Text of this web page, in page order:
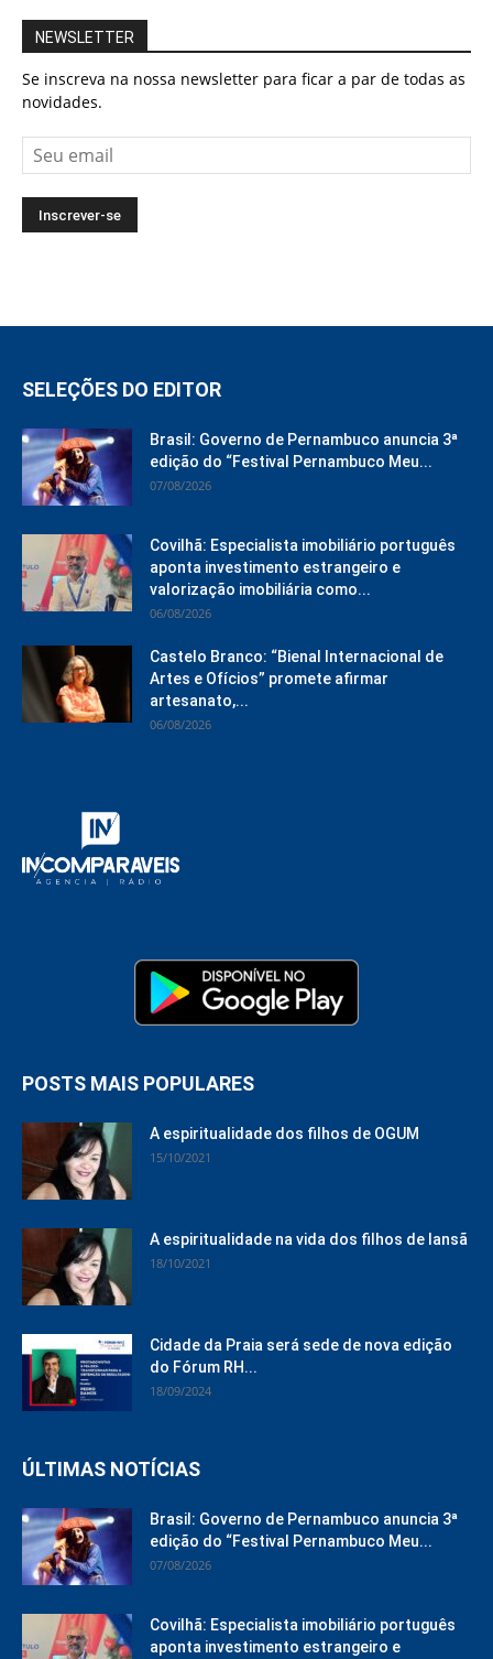
NEWSLETTER
Se inscreva na nossa newsletter para ficar a par de todas as
novidades.
SELEÇÕES DO EDITOR
Brasil: Governo de Pernambuco anuncia 3ª
edição do “Festival Pernambuco Meu...
07/08/2026
Covilhã: Especialista imobiliário português
aponta investimento estrangeiro e
valorização imobiliária como...
06/08/2026
Castelo Branco: “Bienal Internacional de
Artes e Ofícios” promete afirmar
artesanato,...
06/08/2026
POSTS MAIS POPULARES
A espiritualidade dos filhos de OGUM
15/10/2021
A espiritualidade na vida dos filhos de Iansã
18/10/2021
Cidade da Praia será sede de nova edição
do Fórum RH...
18/09/2024
ÚLTIMAS NOTÍCIAS
Brasil: Governo de Pernambuco anuncia 3ª
edição do “Festival Pernambuco Meu...
07/08/2026
Covilhã: Especialista imobiliário português
aponta investimento estrangeiro e